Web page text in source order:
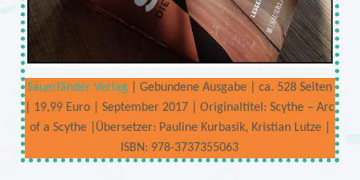
Sauerländer Verlag | Gebundene Ausgabe | ca. 528 Seiten
| 19,99 Euro | September 2017 | Originaltitel: Scythe – Arc
of a Scythe |Übersetzer: Pauline Kurbasik, Kristian Lutze |
ISBN: 978-3737355063